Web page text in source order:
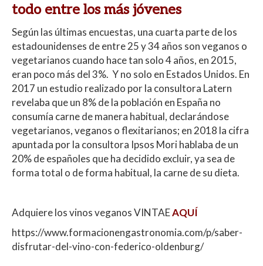
todo entre los más jóvenes
Según las últimas encuestas, una cuarta parte de los
estadounidenses de entre 25 y 34 años son veganos o
vegetarianos cuando hace tan solo 4 años, en 2015,
eran poco más del 3%. Y no solo en Estados Unidos. En
2017 un estudio realizado por la consultora Latern
revelaba que un 8% de la población en España no
consumía carne de manera habitual, declarándose
vegetarianos, veganos o flexitarianos; en 2018 la cifra
apuntada por la consultora Ipsos Mori hablaba de un
20% de españoles que ha decidido excluir, ya sea de
forma total o de forma habitual, la carne de su dieta.
Adquiere los vinos veganos VINTAEAQUÍ
https://www.formacionengastronomia.com/p/saber-
disfrutar-del-vino-con-federico-oldenburg/